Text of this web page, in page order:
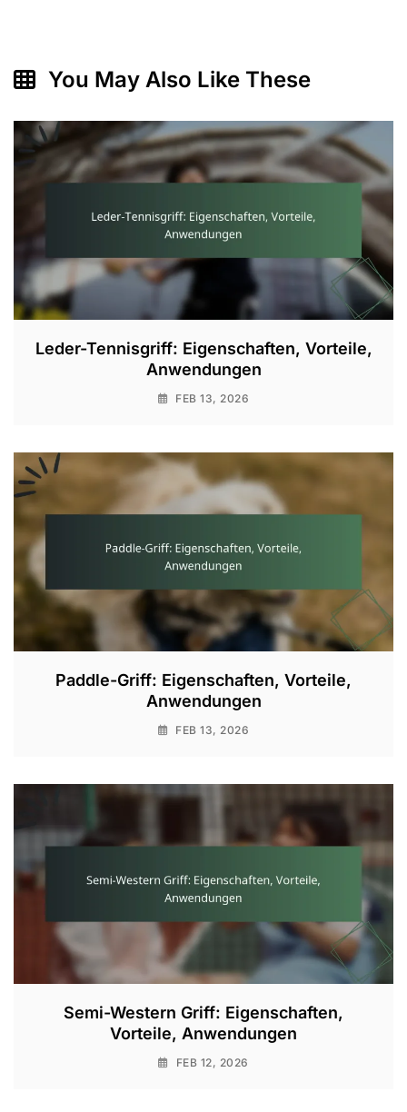
You May Also Like These
Leder-Tennisgriff: Eigenschaften, Vorteile,
Anwendungen
FEB 13, 2026
Paddle-Griff: Eigenschaften, Vorteile,
Anwendungen
FEB 13, 2026
Semi-Western Griff: Eigenschaften,
Vorteile, Anwendungen
FEB 12, 2026